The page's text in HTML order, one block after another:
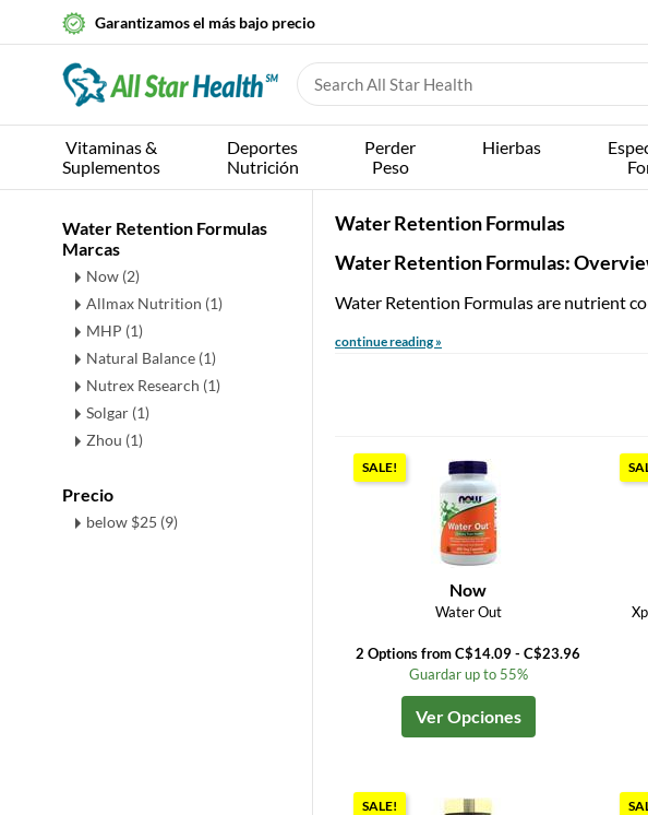
Garantizamos el más bajo precio
Vitaminas &
Suplementos
Deportes
Nutrición
Perder
Peso
Hierbas
Water Retention Formulas
Marcas
Now (2)
Allmax Nutrition (1)
MHP (1)
Natural Balance (1)
Nutrex Research (1)
Solgar (1)
Zhou (1)
Precio
below $25 (9)
Water Retention Formulas
Water Retention Formulas:
Water Retention Formulas are nutrient
continue reading »
SALE!
Now
Water Out
2 Options from C$14.09 - C$23.96
Guardar up to 55%
Ver Opciones
SALE!